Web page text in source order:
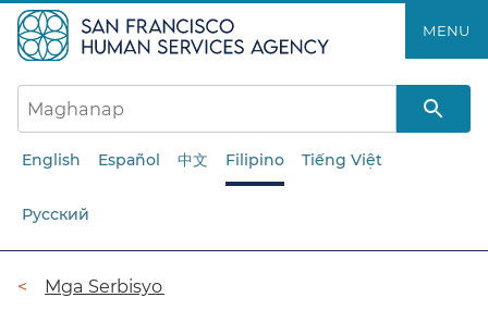
ang
pangunahing
nilalaman​​
MENU​​
English Español 中文 Filipino Tiếng Việt
Русский
Breadcrumb​​
Mga Serbisyo​​